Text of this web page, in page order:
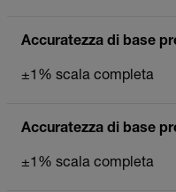
Accuratezza di base
±1% scala completa
Accuratezza di base
±1% scala completa